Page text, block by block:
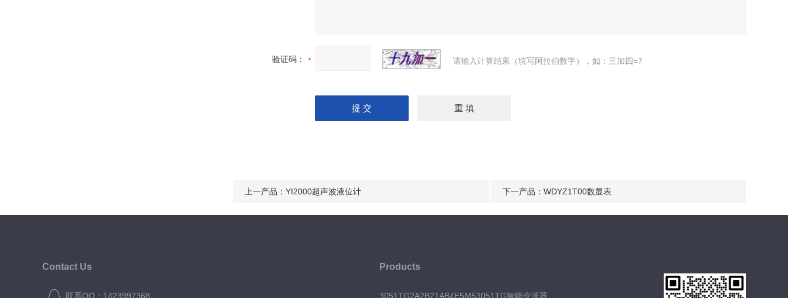
验证码： 请输入计算结果（填写阿拉伯数字），如：三加四=7
上一产品： YI2000超声波液位计 下一产品： WDYZ1T00数显表
Contact Us
联系QQ：1423997368
Products
3051TG2A2B21AB4E5M53051TG智能变送器